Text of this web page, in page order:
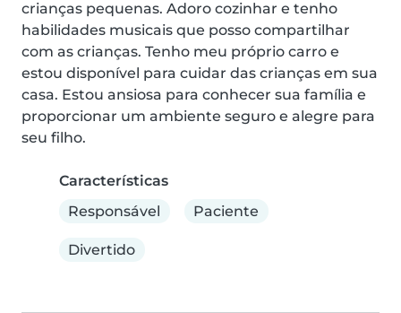
crianças pequenas. Adoro cozinhar e tenho
habilidades musicais que posso compartilhar
com as crianças. Tenho meu próprio carro e
estou disponível para cuidar das crianças em sua
casa. Estou ansiosa para conhecer sua família e
proporcionar um ambiente seguro e alegre para
seu filho.
Características
Responsável
Paciente
Divertido